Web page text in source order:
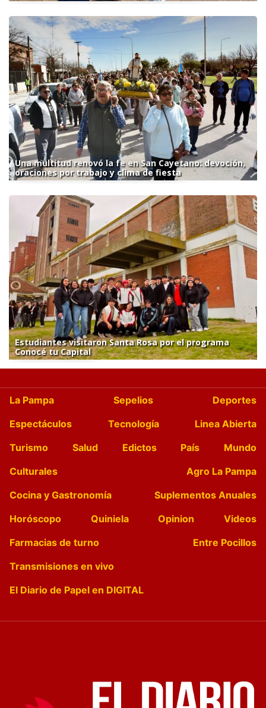
Una multitud renovó la fe en San Cayetano: devoción,
oraciones por trabajo y clima de fiesta
Estudiantes visitaron Santa Rosa por el programa
Conocé tu Capital
La Pampa Sepelios
Deportes
Espectáculos
Tecnología
Linea Abierta
Turismo
Salud Edictos País
Mundo
Culturales
Agro La Pampa
Cocina y Gastronomía
Suplementos Anuales
Horóscopo
Quiniela Opinion
Videos
Farmacias de turno
Entre Pocillos
Transmisiones en vivo
El Diario de Papel en DIGITAL